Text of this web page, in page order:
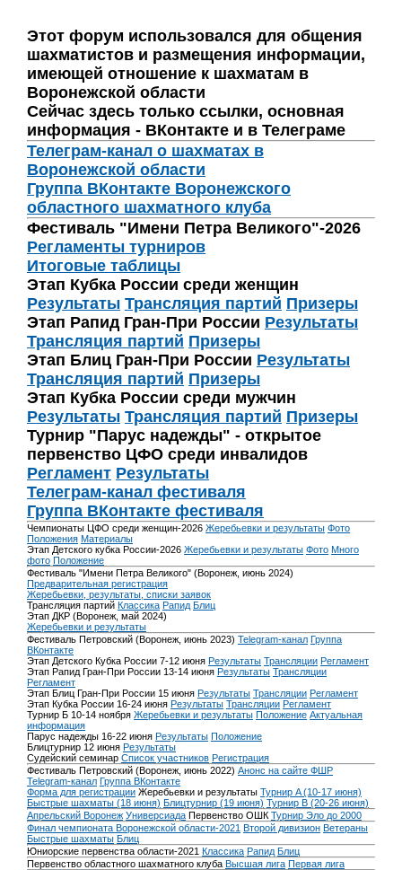
Этот форум использовался для общения
шахматистов и размещения информации,
имеющей отношение к шахматам в
Воронежской области
Сейчас здесь только ссылки, основная
информация - ВКонтакте и в Телеграме
Телеграм-канал о шахматах в
Воронежской области
Группа ВКонтакте Воронежского
областного шахматного клуба
Фестиваль "Имени Петра Великого"-2026
Регламенты турниров
Итоговые таблицы
Этап Кубка России среди женщин
Результаты Трансляция партий Призеры
Этап Рапид Гран-При России Результаты
Трансляция партий Призеры
Этап Блиц Гран-При России Результаты
Трансляция партий Призеры
Этап Кубка России среди мужчин
Результаты Трансляция партий Призеры
Турнир "Парус надежды" - открытое
первенство ЦФО среди инвалидов
Регламент Результаты
Телеграм-канал фестиваля
Группа ВКонтакте фестиваля
Чемпионаты ЦФО среди женщин-2026 Жеребьевки и результаты Фото
Положения Материалы
Этап Детского кубка России-2026 Жеребьевки и результаты Фото Много
фото Положение
Фестиваль "Имени Петра Великого" (Воронеж, июнь 2024)
Предварительная регистрация
Жеребьевки, результаты, списки заявок
Трансляция партий Классика Рапид Блиц
Этап ДКР (Воронеж, май 2024)
Жеребьевки и результаты
Фестиваль Петровский (Воронеж, июнь 2023) Telegram-канал Группа
ВКонтакте
Этап Детского Кубка России 7-12 июня Результаты Трансляции Регламент
Этап Рапид Гран-При России 13-14 июня Результаты Трансляции
Регламент
Этап Блиц Гран-При России 15 июня Результаты Трансляции Регламент
Этап Кубка России 16-24 июня Результаты Трансляции Регламент
Турнир Б 10-14 ноября Жеребьевки и результаты Положение Актуальная
информация
Парус надежды 16-22 июня Результаты Положение
Блицтурнир 12 июня Результаты
Судейский семинар Список участников Регистрация
Фестиваль Петровский (Воронеж, июнь 2022) Анонс на сайте ФШР
Telegram-канал Группа ВКонтакте
Форма для регистрации Жеребьевки и результаты Турнир A (10-17 июня)
Быстрые шахматы (18 июня) Блицтурнир (19 июня) Турнир B (20-26 июня)
Апрельский Воронеж Универсиада Первенство ОШК Турнир Эло до 2000
Финал чемпионата Воронежской области-2021 Второй дивизион Ветераны
Быстрые шахматы Блиц
Юниорские первенства области-2021 Классика Рапид Блиц
Первенство областного шахматного клуба Высшая лига Первая лига